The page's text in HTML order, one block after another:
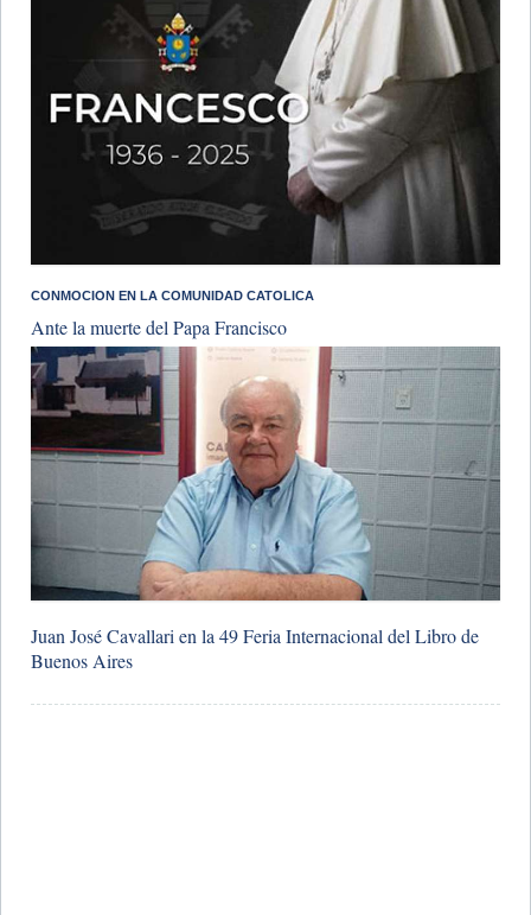
CONMOCION EN LA COMUNIDAD CATOLICA
Ante la muerte del Papa Francisco
​Juan José Cavallari en la 49 Feria Internacional del Libro de
Buenos Aires